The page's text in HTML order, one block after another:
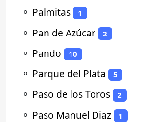
⚬ Palmitas 1
⚬ Pan de Azúcar 2
⚬ Pando 10
⚬ Parque del Plata 5
⚬ Paso de los Toros 2
⚬ Paso Manuel Diaz 1